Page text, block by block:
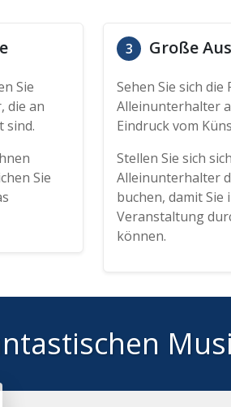
Sie
die an
sind.
Sie
3 Große
Sehen Sie sich die
Alleinunterhalter
Eindruck vom
Stellen Sie sich
Alleinunterhalter
buchen, damit Sie
Veranstaltung
können.